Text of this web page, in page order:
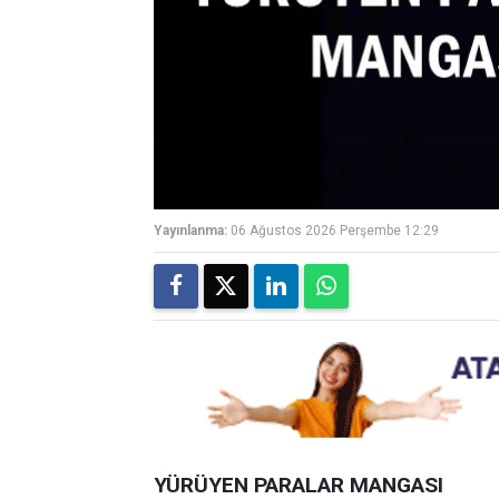
Yayınlanma: 06 Ağustos 2026 Perşembe 12:29
YÜRÜYEN PARALAR MANGASI